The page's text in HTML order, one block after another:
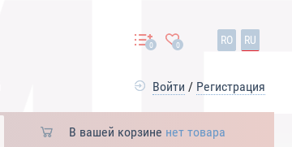
0 0 RO RU
Войти / Регистрация
В вашей корзине нет товара